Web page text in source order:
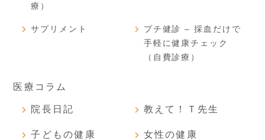
療）
サプリメント
プチ健診 – 採血だけで
手軽に健康チェック
（自費診療）
医療コラム
院長日記 教えて！Ｔ先生
子どもの健康 女性の健康